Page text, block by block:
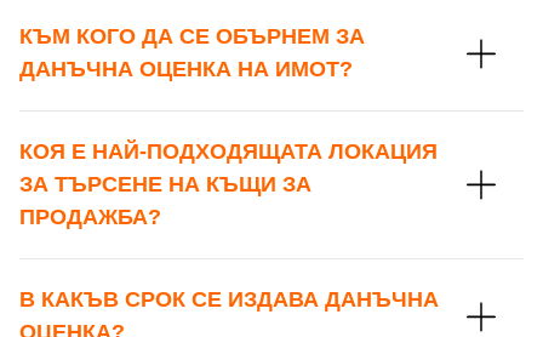
КЪМ КОГО ДА СЕ ОБЪРНЕМ ЗА
ДАНЪЧНА ОЦЕНКА НА ИМОТ?
КОЯ Е НАЙ-ПОДХОДЯЩАТА ЛОКАЦИЯ
ЗА ТЪРСЕНЕ НА КЪЩИ ЗА
ПРОДАЖБА?
В КАКЪВ СРОК СЕ ИЗДАВА ДАНЪЧНА